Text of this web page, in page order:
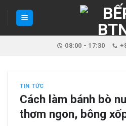
08:00 - 17:30
TIN TỨC
Cách làm bánh bò
thơm ngon, bông